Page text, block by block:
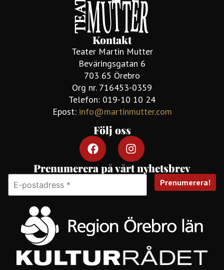
Kontakt
Teater Martin Mutter
Beväringsgatan 6
703 65 Örebro
Org nr. 716453-0359
Telefon: 019-10 10 24
Epost: info@martinmutter.com
Prenumerera på vårt nyhetsbrev
Följ oss